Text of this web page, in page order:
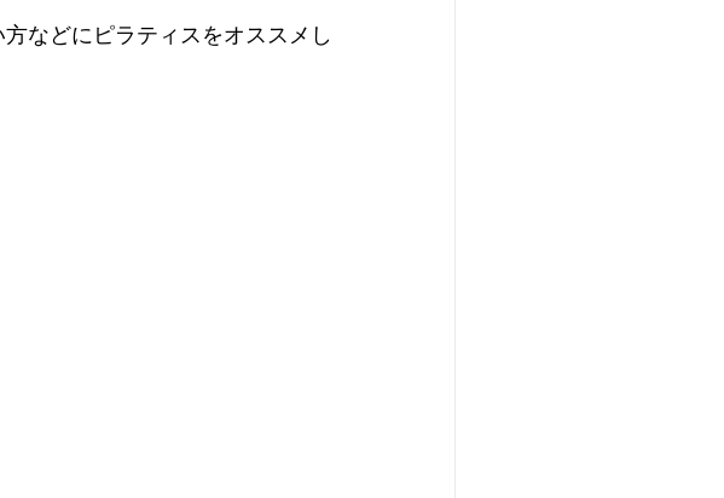
などにピラティスをオススメし